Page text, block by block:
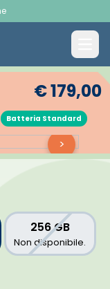
€ 179,00
Batteria Standard
>
256 GB
Non disponibile.